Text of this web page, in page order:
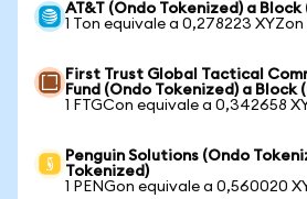
AT&T (Ondo Tokenized) a
1 Ton equivale a 0,278223 XYZon
First Trust Global Tactical
Fund (Ondo Tokenized) a Block
1 FTGCon equivale a 0,342658
Penguin Solutions (Ondo
Tokenized)
1 PENGon equivale a 0,560020